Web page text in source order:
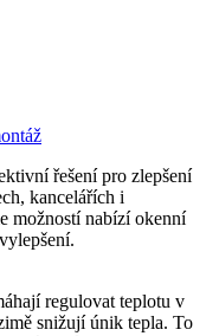
řešení pro zlepšení
kancelářích i
možností nabízí okenní
regulovat teplotu v
snižují únik tepla. To